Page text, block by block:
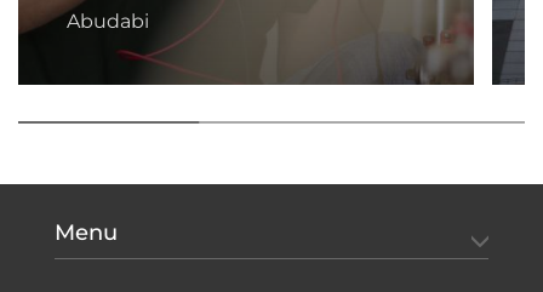
Abudabi
Menu